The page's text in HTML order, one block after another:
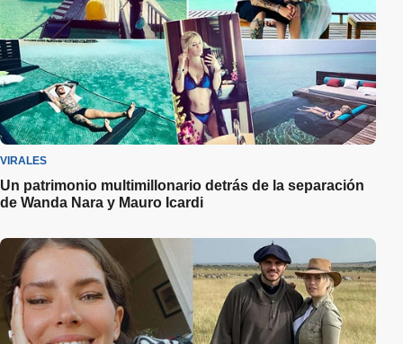
VIRALES
Un patrimonio multimillonario detrás de la separación
de Wanda Nara y Mauro Icardi